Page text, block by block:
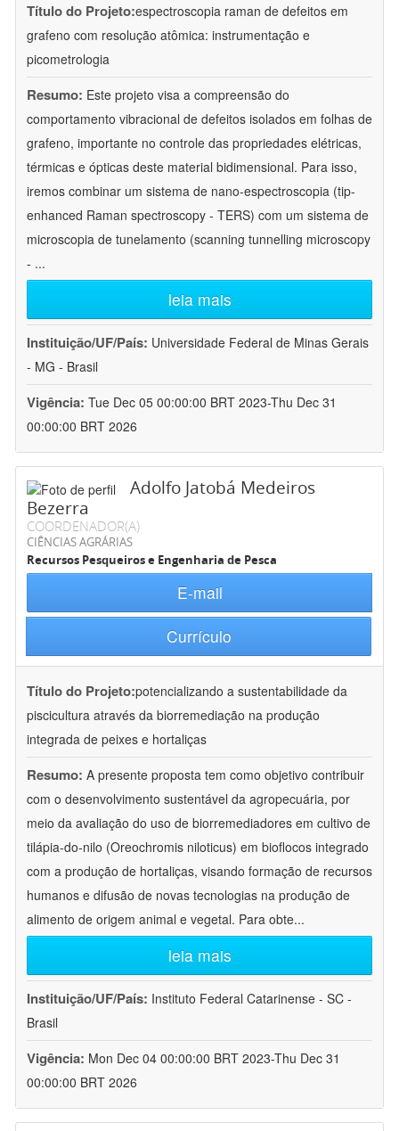
Título do Projeto:espectroscopia raman de defeitos em
grafeno com resolução atômica: instrumentação e
picometrologia
Resumo: Este projeto visa a compreensão do
comportamento vibracional de defeitos isolados em folhas de
grafeno, importante no controle das propriedades elétricas,
térmicas e ópticas deste material bidimensional. Para isso,
iremos combinar um sistema de nano-espectroscopia (tip-
enhanced Raman spectroscopy - TERS) com um sistema de
microscopia de tunelamento (scanning tunnelling microscopy
- ...
leia mais
Instituição/UF/País: Universidade Federal de Minas Gerais
- MG - Brasil
Vigência: Tue Dec 05 00:00:00 BRT 2023-Thu Dec 31
00:00:00 BRT 2026
Adolfo Jatobá Medeiros
Bezerra
COORDENADOR(A)
CIÊNCIAS AGRÁRIAS
Recursos Pesqueiros e Engenharia de Pesca
E-mail
Currículo
Título do Projeto:potencializando a sustentabilidade da
piscicultura através da biorremediação na produção
integrada de peixes e hortaliças
Resumo: A presente proposta tem como objetivo contribuir
com o desenvolvimento sustentável da agropecuária, por
meio da avaliação do uso de biorremediadores em cultivo de
tilápia-do-nilo (Oreochromis niloticus) em bioflocos integrado
com a produção de hortaliças, visando formação de recursos
humanos e difusão de novas tecnologias na produção de
alimento de origem animal e vegetal. Para obte...
leia mais
Instituição/UF/País: Instituto Federal Catarinense - SC -
Brasil
Vigência: Mon Dec 04 00:00:00 BRT 2023-Thu Dec 31
00:00:00 BRT 2026